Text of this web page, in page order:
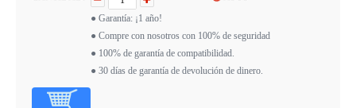
● Garantía: ¡1 año!
● Compre con nosotros con 100% de seguridad
● 100% de garantía de compatibilidad.
● 30 días de garantía de devolución de dinero.